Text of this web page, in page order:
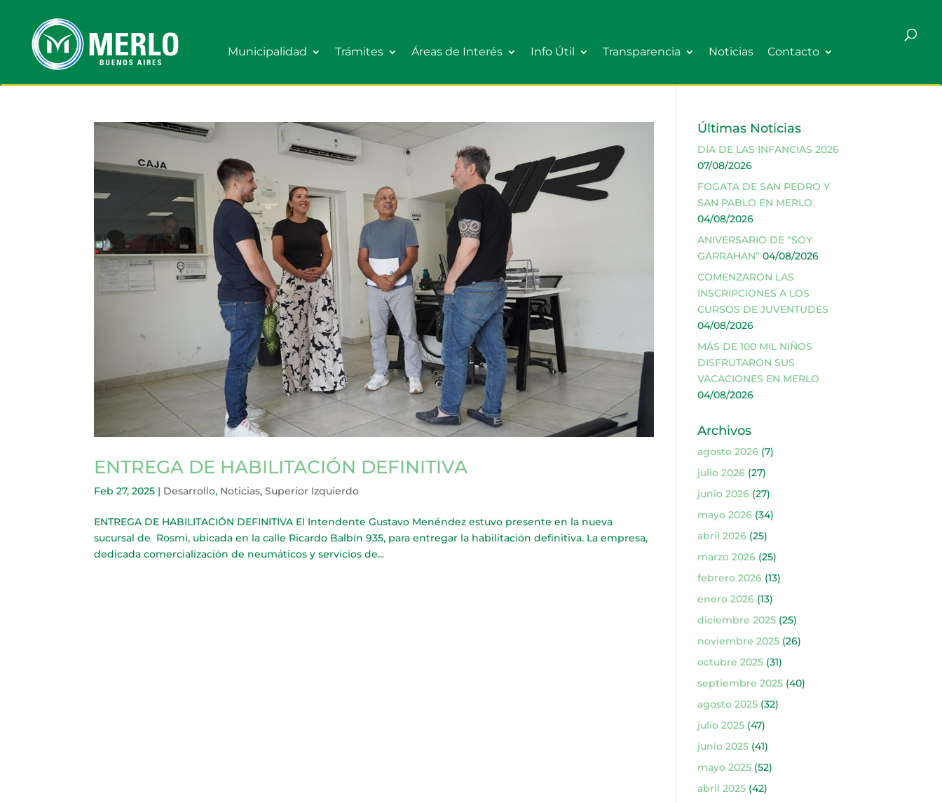
Municipalidad Trámites Áreas de Interés Info Útil Transparencia Noticias Contacto
ENTREGA DE HABILITACIÓN DEFINITIVA
Feb 27, 2025 | Desarrollo, Noticias,Superior Izquierdo
ENTREGA DE HABILITACIÓN DEFINITIVA El Intendente Gustavo Menéndez estuvo presente en la nueva
sucursal de Rosmi, ubicada en la calle Ricardo Balbín 935, para entregar la habilitación definitiva. La empresa,
dedicada comercialización de neumáticos y servicios de...
Últimas Noticias
DÍA DE LAS INFANCIAS 2026
07/08/2026
FOGATA DE SAN PEDRO Y
SAN PABLO EN MERLO
04/08/2026
ANIVERSARIO DE “SOY
GARRAHAN” 04/08/2026
COMENZARON LAS
INSCRIPCIONES A LOS
CURSOS DE JUVENTUDES
04/08/2026
MÁS DE 100 MIL NIÑOS
DISFRUTARON SUS
VACACIONES EN MERLO
04/08/2026
Archivos
agosto 2026(7)
julio 2026(27)
junio 2026(27)
mayo 2026(34)
abril 2026(25)
marzo 2026(25)
febrero 2026(13)
enero 2026(13)
diciembre 2025(25)
noviembre 2025(26)
octubre 2025(31)
septiembre 2025(40)
agosto 2025(32)
julio 2025(47)
junio 2025(41)
mayo 2025(52)
abril 2025(42)